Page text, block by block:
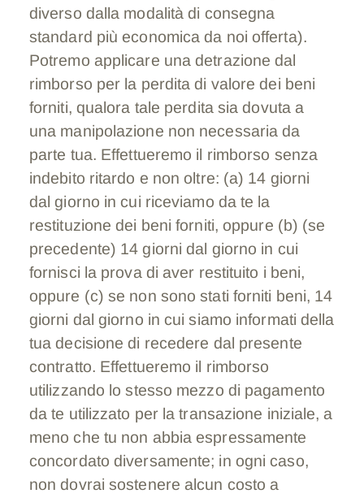
diverso dalla modalità di consegna
standard più economica da noi offerta).
Potremo applicare una detrazione dal
rimborso per la perdita di valore dei beni
forniti, qualora tale perdita sia dovuta a
una manipolazione non necessaria da
parte tua. Effettueremo il rimborso senza
indebito ritardo e non oltre: (a) 14 giorni
dal giorno in cui riceviamo da te la
restituzione dei beni forniti, oppure (b) (se
precedente) 14 giorni dal giorno in cui
fornisci la prova di aver restituito i beni,
oppure (c) se non sono stati forniti beni, 14
giorni dal giorno in cui siamo informati della
tua decisione di recedere dal presente
contratto. Effettueremo il rimborso
utilizzando lo stesso mezzo di pagamento
da te utilizzato per la transazione iniziale, a
meno che tu non abbia espressamente
concordato diversamente; in ogni caso,
non dovrai sostenere alcun costo a